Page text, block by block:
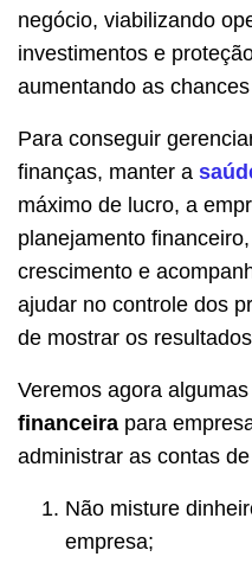
negócio, viabilizando
investimentos e
aumentando as
Para conseguir
finanças, manter a
máximo de lucro, a
planejamento
crescimento e
ajudar no controle dos
de mostrar os
Veremos agora
financeira para
administrar as contas
Não misture
empresa;